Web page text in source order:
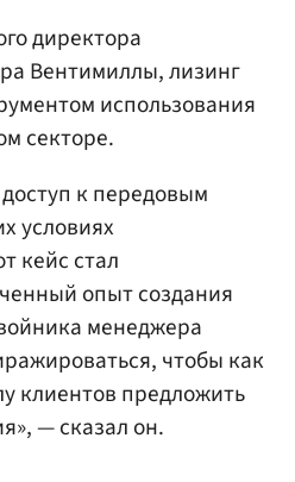
директора
Вентимиллы, лизинг
использования
секторе.
к передовым
условиях
кейс стал
опыт создания
менеджера
чтобы как
клиентов предложить
— сказал он.